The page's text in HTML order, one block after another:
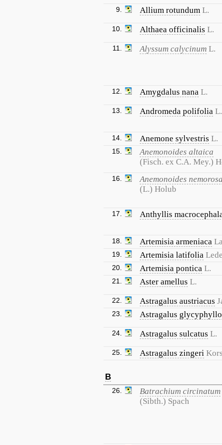
9. Allium rotundum L.
10. Althaea officinalis L.
11. Alyssum calycinum L.
12. Amygdalus nana L.
13. Andromeda polifolia L.
14. Anemone sylvestris L.
15.
Anemonoides altaica
(Fisch. ex C.A. Mey.)
16.
Anemonoides
(L.) Holub
17. Anthyllis
18. Artemisia armeniaca
19. Artemisia latifolia
20. Artemisia pontica L.
21. Aster amellus L.
22. Astragalus austriacus
23. Astragalus
24. Astragalus sulcatus L.
25. Astragalus zingeri
B
26.
Batrachium circinatum
(Sibth.) Spach